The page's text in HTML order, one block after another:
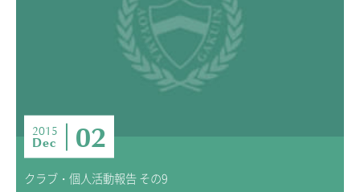
2015
Dec 02
クラブ・個人活動報告 その9